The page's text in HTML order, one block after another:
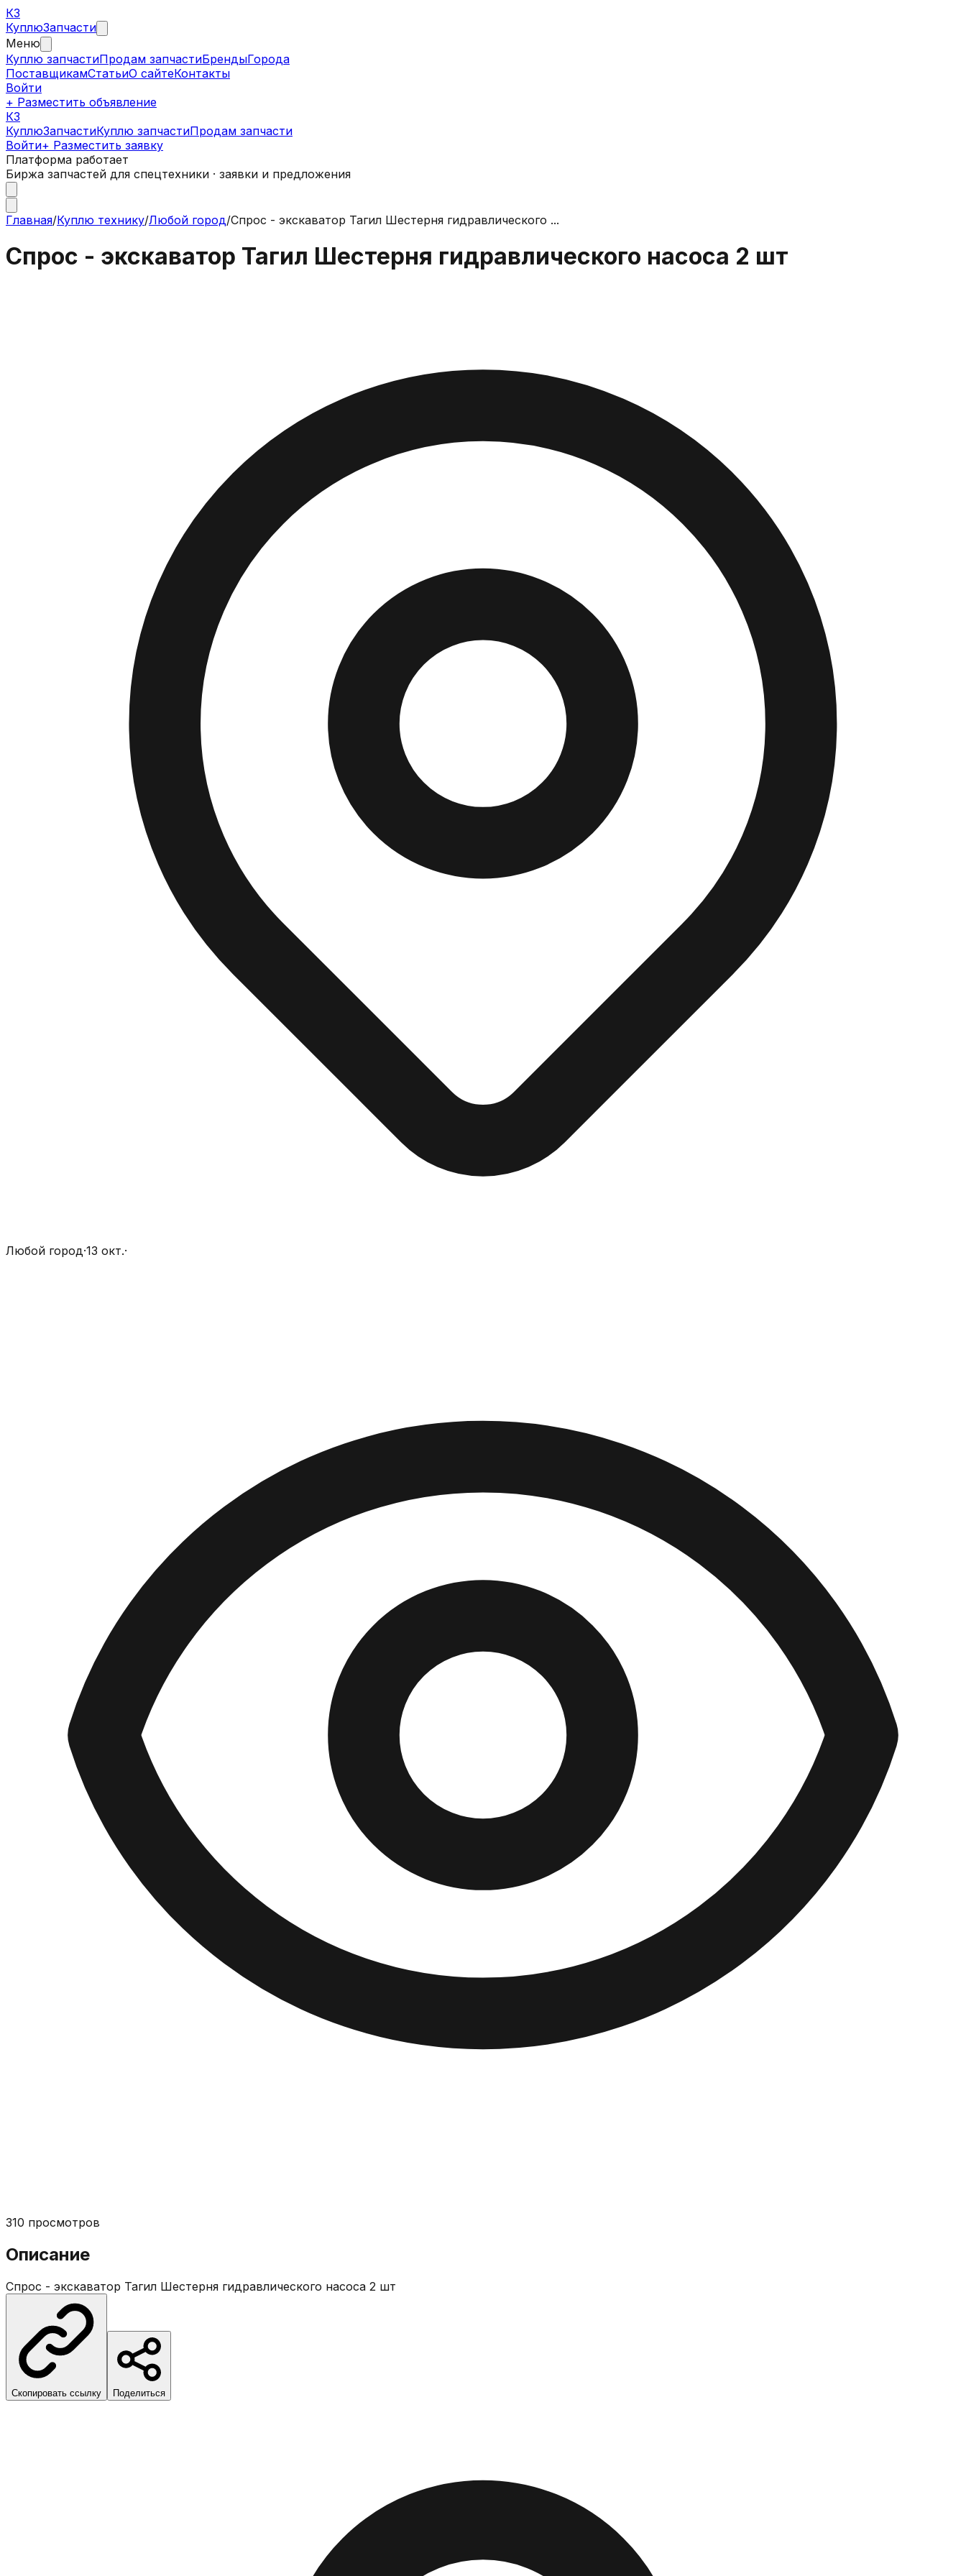
КЗ
КуплюЗапчасти
Меню
Куплю запчастиПродам запчастиБрендыГорода
ПоставщикамСтатьиО сайтеКонтакты
Войти
+ Разместить объявление
КЗ
КуплюЗапчастиКуплю запчастиПродам запчасти
Войти+ Разместить заявку
Платформа работает
Биржа запчастей для спецтехники · заявки и предложения
Главная/Куплю технику/Любой город/Спрос - экскаватор Тагил Шестерня гидравлического ...
Спрос - экскаватор Тагил Шестерня гидравлического насоса 2 шт
Любой город·13 окт.·
310 просмотров
Описание
Спрос - экскаватор Тагил Шестерня гидравлического насоса 2 шт
Скопировать ссылку Поделиться